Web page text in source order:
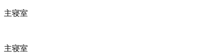
主寝室
主寝室